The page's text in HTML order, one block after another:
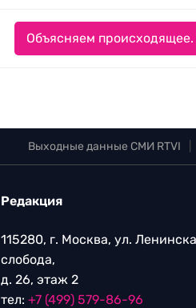
Объясняем происходящее.
Выходные данные СМИ RTVI
Редакция
115280, г. Москва, ул.
слобода,
д. 26, этаж 2
тел: +7 (499) 579-86-96